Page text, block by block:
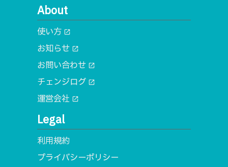
About
使い方 open_in_new
お知らせ open_in_new
お問い合わせ open_in_new
チェンジログ open_in_new
運営会社 open_in_new
Legal
利用規約
プライバシーポリシー